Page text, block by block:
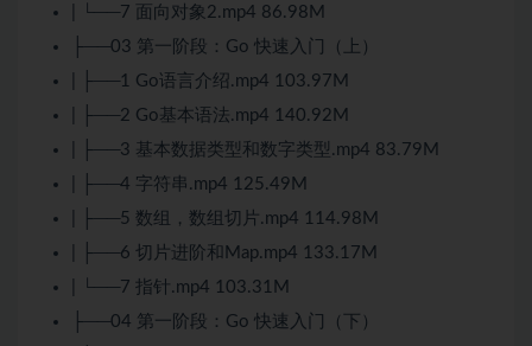
| └──7 面向对象2.mp4 86.98M
├──03 第一阶段：Go 快速入门（上）
| ├──1 Go语言介绍.mp4 103.97M
| ├──2 Go基本语法.mp4 140.92M
| ├──3 基本数据类型和数字类型.mp4 83.79M
| ├──4 字符串.mp4 125.49M
| ├──5 数组，数组切片.mp4 114.98M
| ├──6 切片进阶和Map.mp4 133.17M
| └──7 指针.mp4 103.31M
├──04 第一阶段：Go 快速入门（下）